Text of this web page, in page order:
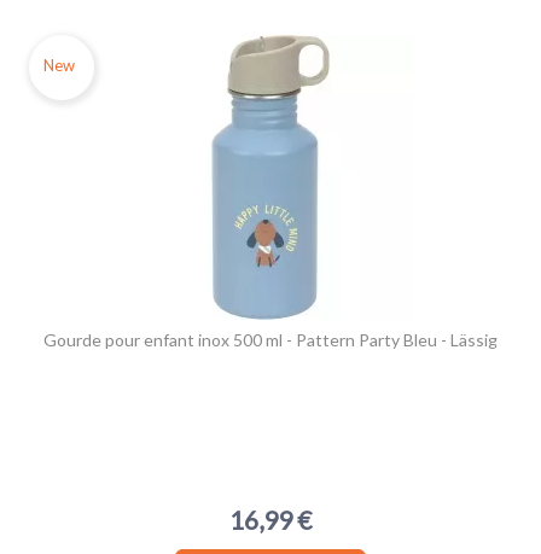
New
Gourde pour enfant inox 500 ml - Pattern Party Bleu - Lässig
16,99 €